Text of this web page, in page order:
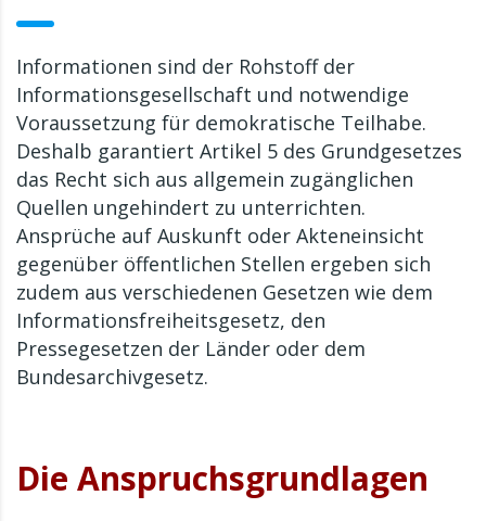
Informationen sind der Rohstoff der
Informationsgesellschaft und notwendige
Voraussetzung für demokratische Teilhabe.
Deshalb garantiert Artikel 5 des Grundgesetzes
das Recht sich aus allgemein zugänglichen
Quellen ungehindert zu unterrichten.
Ansprüche auf Auskunft oder Akteneinsicht
gegenüber öffentlichen Stellen ergeben sich
zudem aus verschiedenen Gesetzen wie dem
Informationsfreiheitsgesetz, den
Pressegesetzen der Länder oder dem
Bundesarchivgesetz.
Die Anspruchsgrundlagen